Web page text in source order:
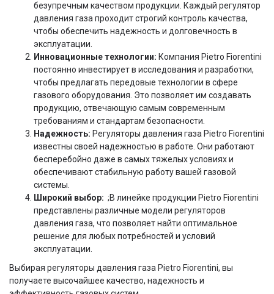
безупречным качеством продукции. Каждый регулятор
давления газа проходит строгий контроль качества,
чтобы обеспечить надежность и долговечность в
эксплуатации.
Инновационные технологии: Компания Pietro Fiorentini
постоянно инвестирует в исследования и разработки,
чтобы предлагать передовые технологии в сфере
газового оборудования. Это позволяет им создавать
продукцию, отвечающую самым современным
требованиям и стандартам безопасности.
Надежность: Регуляторы давления газа Pietro Fiorentini
известны своей надежностью в работе. Они работают
бесперебойно даже в самых тяжелых условиях и
обеспечивают стабильную работу вашей газовой
системы.
Широкий выбор: ;В линейке продукции Pietro Fiorentini
представлены различные модели регуляторов
давления газа, что позволяет найти оптимальное
решение для любых потребностей и условий
эксплуатации.
Выбирая регуляторы давления газа Pietro Fiorentini, вы
получаете высочайшее качество, надежность и